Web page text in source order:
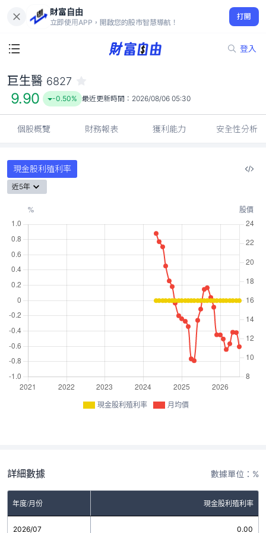
財富自由
立即使用APP，開啟您的股市智慧導航！
打開
登入
9.90
-0.50%
巨生醫 6827
9.90 -0.50% 最近更新時間： 2026/08/06 05:30
個股概覽 財務報表 獲利能力 安全性分析
現金股利殖利率
近5年
現金股利殖利率 月均價
詳細數據 數據單位：%
年度/月份 現金股利殖利率
2026/07 0.00